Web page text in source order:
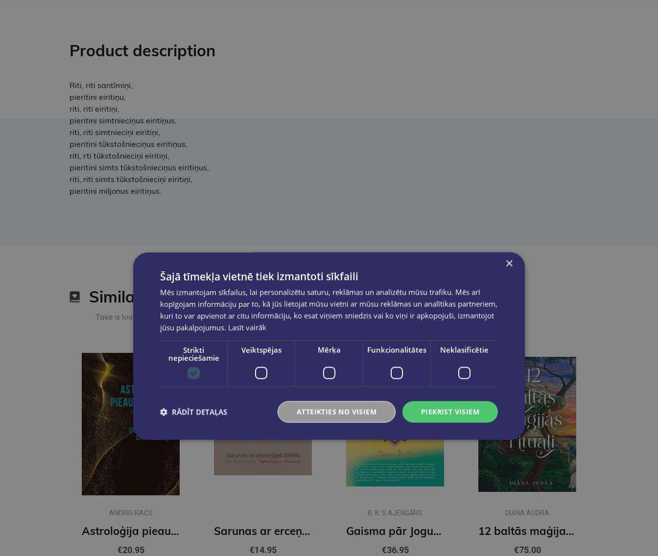
Product description
Riti, riti santīmiņi,
pieritini eiritiņu,
riti, riti eiritiņi,
pieritini simtnieciņus eiritiņus,
riti, riti simtnieciņi eiritiņi,
pieritini tūkstošnieciņus eiritiņus,
riti, rti tūkstošnieciņi eiritiņi,
pieritini simts tūkstošnieciņus eiritiņus,
riti, riti simts tūkstošnieciņi eiritiņi,
pieritini miljonus eiritiņus.
Similar products
Take a look
ANDRIS RAČS
Astroloģija pieaugušajiem. Dharma un Karma tavā horoskopā
€20.95
Sarunas ar erceņģeli Efiriēlu par Visuma BŪT-ību
€14.95
B. K. S AJENGĀRS
Gaisma pār Jogu. Jogas dīpika
€36.95
DIĀNA AUDRA
12 baltās maģijas rituāli
€75.00
×
Šajā tīmekļa vietnē tiek izmantoti sīkfaili
Mēs izmantojam sīkfailus, lai personalizētu saturu, reklāmas un analizētu mūsu trafiku. Mēs arī
kopīgojam informāciju par to, kā jūs lietojat mūsu vietni ar mūsu reklāmas un analītikas partneriem,
kuri to var apvienot ar citu informāciju, ko esat viņiem sniedzis vai ko viņi ir apkopojuši, izmantojot
jūsu pakalpojumus. Lasīt vairāk
Strikti
nepieciešamie
Veiktspējas Mērķa Funkcionalitātes Neklasificētie
PIEKRIST VISIEM
ATTEIKTIES NO VISIEM
RĀDĪT DETAĻAS